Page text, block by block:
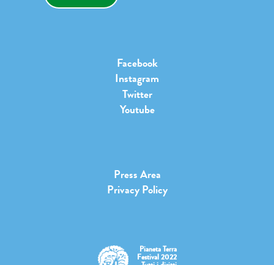
Facebook
Instagram
Twitter
Youtube
Press Area
Privacy Policy
Pianeta Terra
Festival 2022